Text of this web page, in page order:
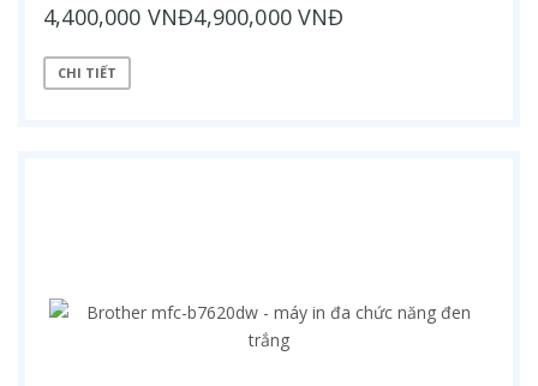
4,400,000 VNĐ4,900,000 VNĐ
CHI TIẾT